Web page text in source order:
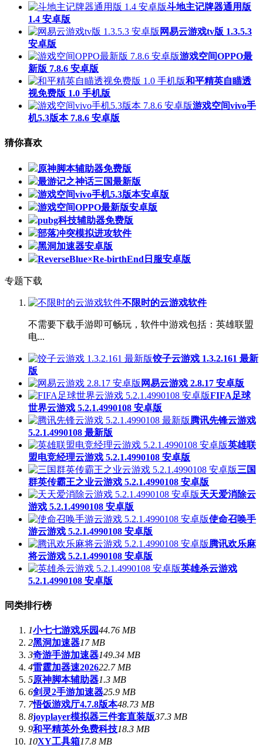
斗地主记牌器通用版
1.4 安卓版
网易云游戏tv版 1.3.5.3
安卓版
游戏空间OPPO最
新版 7.8.6 安卓版
和平精英自瞄透
视免费版 1.0 手机版
游戏空间vivo手
机5.3版本 7.8.6 安卓版
猜你喜欢
原神脚本辅助器免费版
最游记之神话三国最新版
游戏空间vivo手机5.3版本安卓版
游戏空间OPPO最新版安卓版
pubg科技辅助器免费版
部落冲突模拟进攻软件
黑洞加速器安卓版
ReverseBlue×Re-birthEnd日服安卓版
专题下载
不限时的云游戏软件
不需要下载手游即可畅玩，软件中游戏包括：英雄联盟
电...
饺子云游戏 1.3.2.161 最新
版
网易云游戏 2.8.17 安卓版
FIFA足球
世界云游戏 5.2.1.4990108 安卓版
腾讯先锋云游戏
5.2.1.4990108 最新版
英雄联
盟电竞经理云游戏 5.2.1.4990108 安卓版
三国
群英传霸王之业云游戏 5.2.1.4990108 安卓版
天天爱消除云
游戏 5.2.1.4990108 安卓版
使命召唤手
游云游戏 5.2.1.4990108 安卓版
腾讯欢乐麻
将云游戏 5.2.1.4990108 安卓版
英雄杀云游戏
5.2.1.4990108 安卓版
同类排行榜
1小七七游戏乐园44.76 MB
2黑洞加速器17 MB
3奇游手游加速器149.34 MB
4雷霆加器速202622.7 MB
5原神脚本辅助器1.3 MB
6剑灵2手游加速器25.9 MB
7悟饭游戏厅4.7.8版本48.73 MB
8joyplayer模拟器三件套直装版37.3 MB
9和平精英外免费科技18.3 MB
10XY工具箱17.8 MB